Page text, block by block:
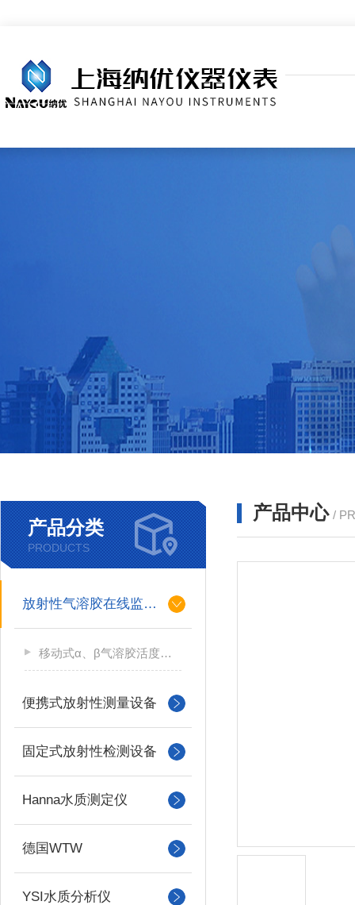
产品分类
PRODUCTS
放射性气溶胶在线监测仪
移动式α、β气溶胶活度测量仪
便携式放射性测量设备
固定式放射性检测设备
Hanna水质测定仪
德国WTW
YSI水质分析仪
产品中心 /